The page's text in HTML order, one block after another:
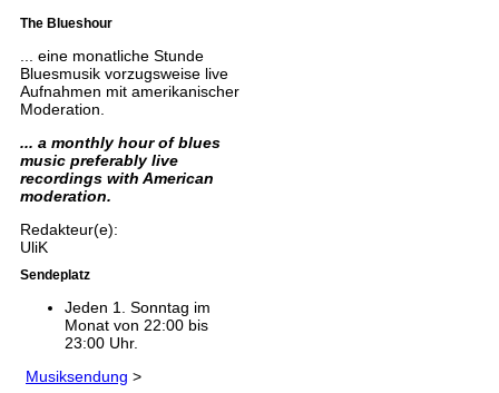
The Blueshour
... eine monatliche Stunde
Bluesmusik vorzugsweise live
Aufnahmen mit amerikanischer
Moderation.
... a monthly hour of blues
music preferably live
recordings with American
moderation.
Redakteur(e):
UliK
Sendeplatz
Jeden 1. Sonntag im
Monat von 22:00 bis
23:00 Uhr.
Musiksendung >